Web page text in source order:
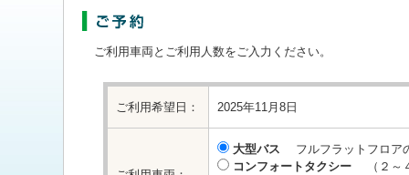
ご利用車両とご利用人数をご入力ください。
ご利用希望日： 2025年11月8日
大型バス フルフラットフロア
コンフォートタクシー（２～４